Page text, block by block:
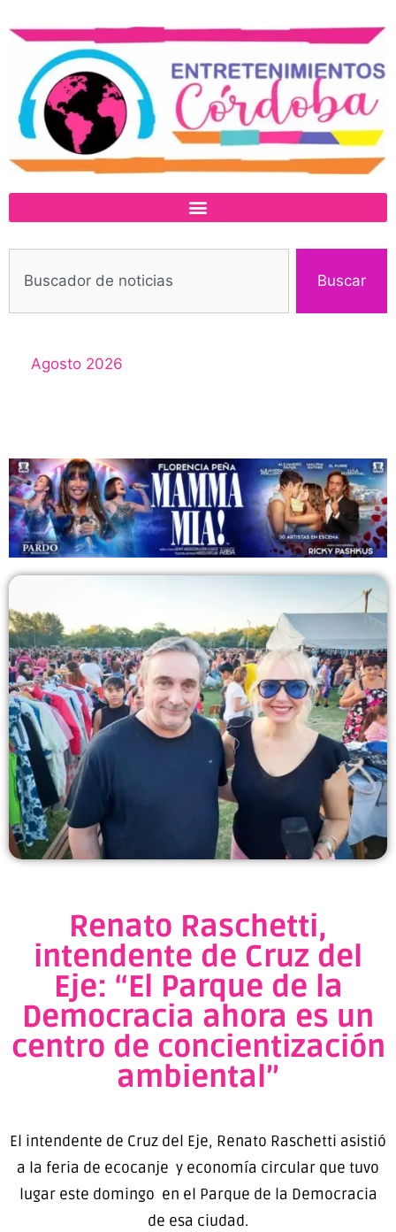
Buscar
Agosto 2026
Renato Raschetti,
intendente de Cruz del
Eje: “El Parque de la
Democracia ahora es un
centro de concientización
ambiental”
El intendente de Cruz del Eje, Renato Raschetti asistió
a la feria de ecocanje y economía circular que tuvo
lugar este domingo en el Parque de la Democracia
de esa ciudad.